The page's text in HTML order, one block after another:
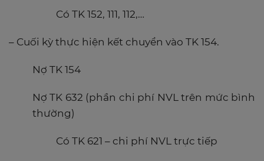
Có TK 152, 111, 112,…
– Cuối kỳ thực hiện kết chuyển vào TK 154.
Nợ TK 154
Nợ TK 632 (phần chi phí NVL trên mức bình
thường)
Có TK 621 – chi phí NVL trực tiếp